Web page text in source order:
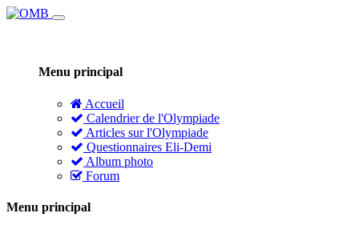
Menu principal
Accueil
Calendrier de l'Olympiade
Articles sur l'Olympiade
Questionnaires Eli-Demi
Album photo
Forum
Menu principal